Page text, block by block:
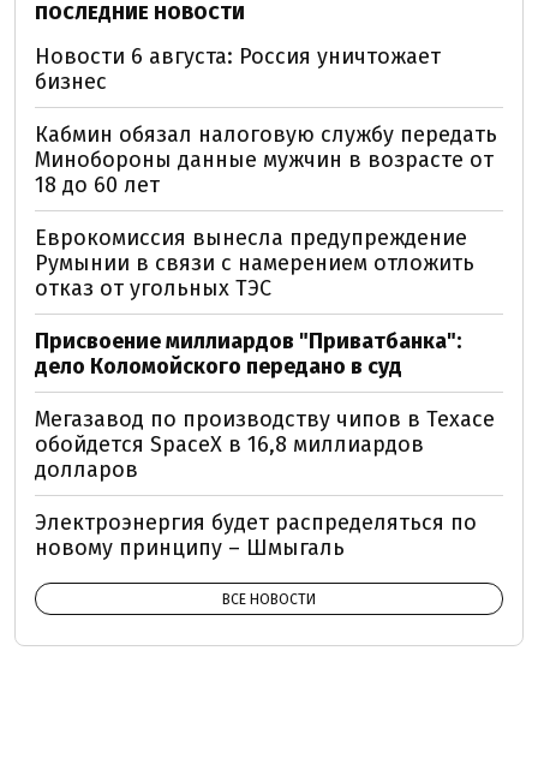
ПОСЛЕДНИЕ НОВОСТИ
Новости 6 августа: Россия уничтожает
бизнес
Кабмин обязал налоговую службу передать
Минобороны данные мужчин в возрасте от
18 до 60 лет
Еврокомиссия вынесла предупреждение
Румынии в связи с намерением отложить
отказ от угольных ТЭС
Присвоение миллиардов "Приватбанка":
дело Коломойского передано в суд
Мегазавод по производству чипов в Техасе
обойдется SpaceX в 16,8 миллиардов
долларов
Электроэнергия будет распределяться по
новому принципу – Шмыгаль
ВСЕ НОВОСТИ